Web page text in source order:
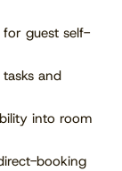
for guest self-
and
into room
booking